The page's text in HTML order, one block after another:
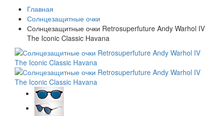
Главная
Солнцезащитные очки
Солнцезащитные очки Retrosuperfuture Andy Warhol IV
The Iconic Classic Havana